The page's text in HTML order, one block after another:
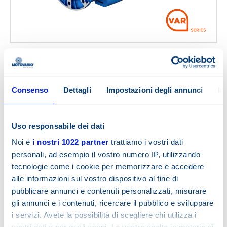
Consenso Dettagli Impostazioni degli annunci
Uso responsabile dei dati
Noi e i nostri 1022 partner trattiamo i vostri dati
personali, ad esempio il vostro numero IP, utilizzando
tecnologie come i cookie per memorizzare e accedere
alle informazioni sul vostro dispositivo al fine di
pubblicare annunci e contenuti personalizzati, misurare
gli annunci e i contenuti, ricercare il pubblico e sviluppare
i servizi. Avete la possibilità di scegliere chi utilizza i
Siehe die Downloads